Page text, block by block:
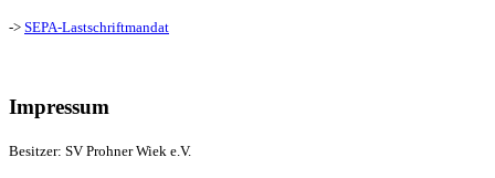
-> SEPA-Lastschriftmandat
Impressum
Besitzer: SV Prohner Wiek e.V.